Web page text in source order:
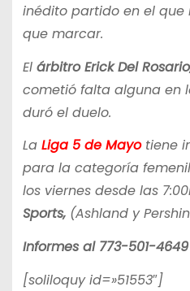
inédito partido en el
que marcar.
El árbitro Erick Del
cometió falta alguna en
duró el duelo.
La Liga 5 de Mayotiene
para la categoría
los viernes desde las
Sports,(Ashland y
Informes al 773-501-
[soliloquy id=»51553″]